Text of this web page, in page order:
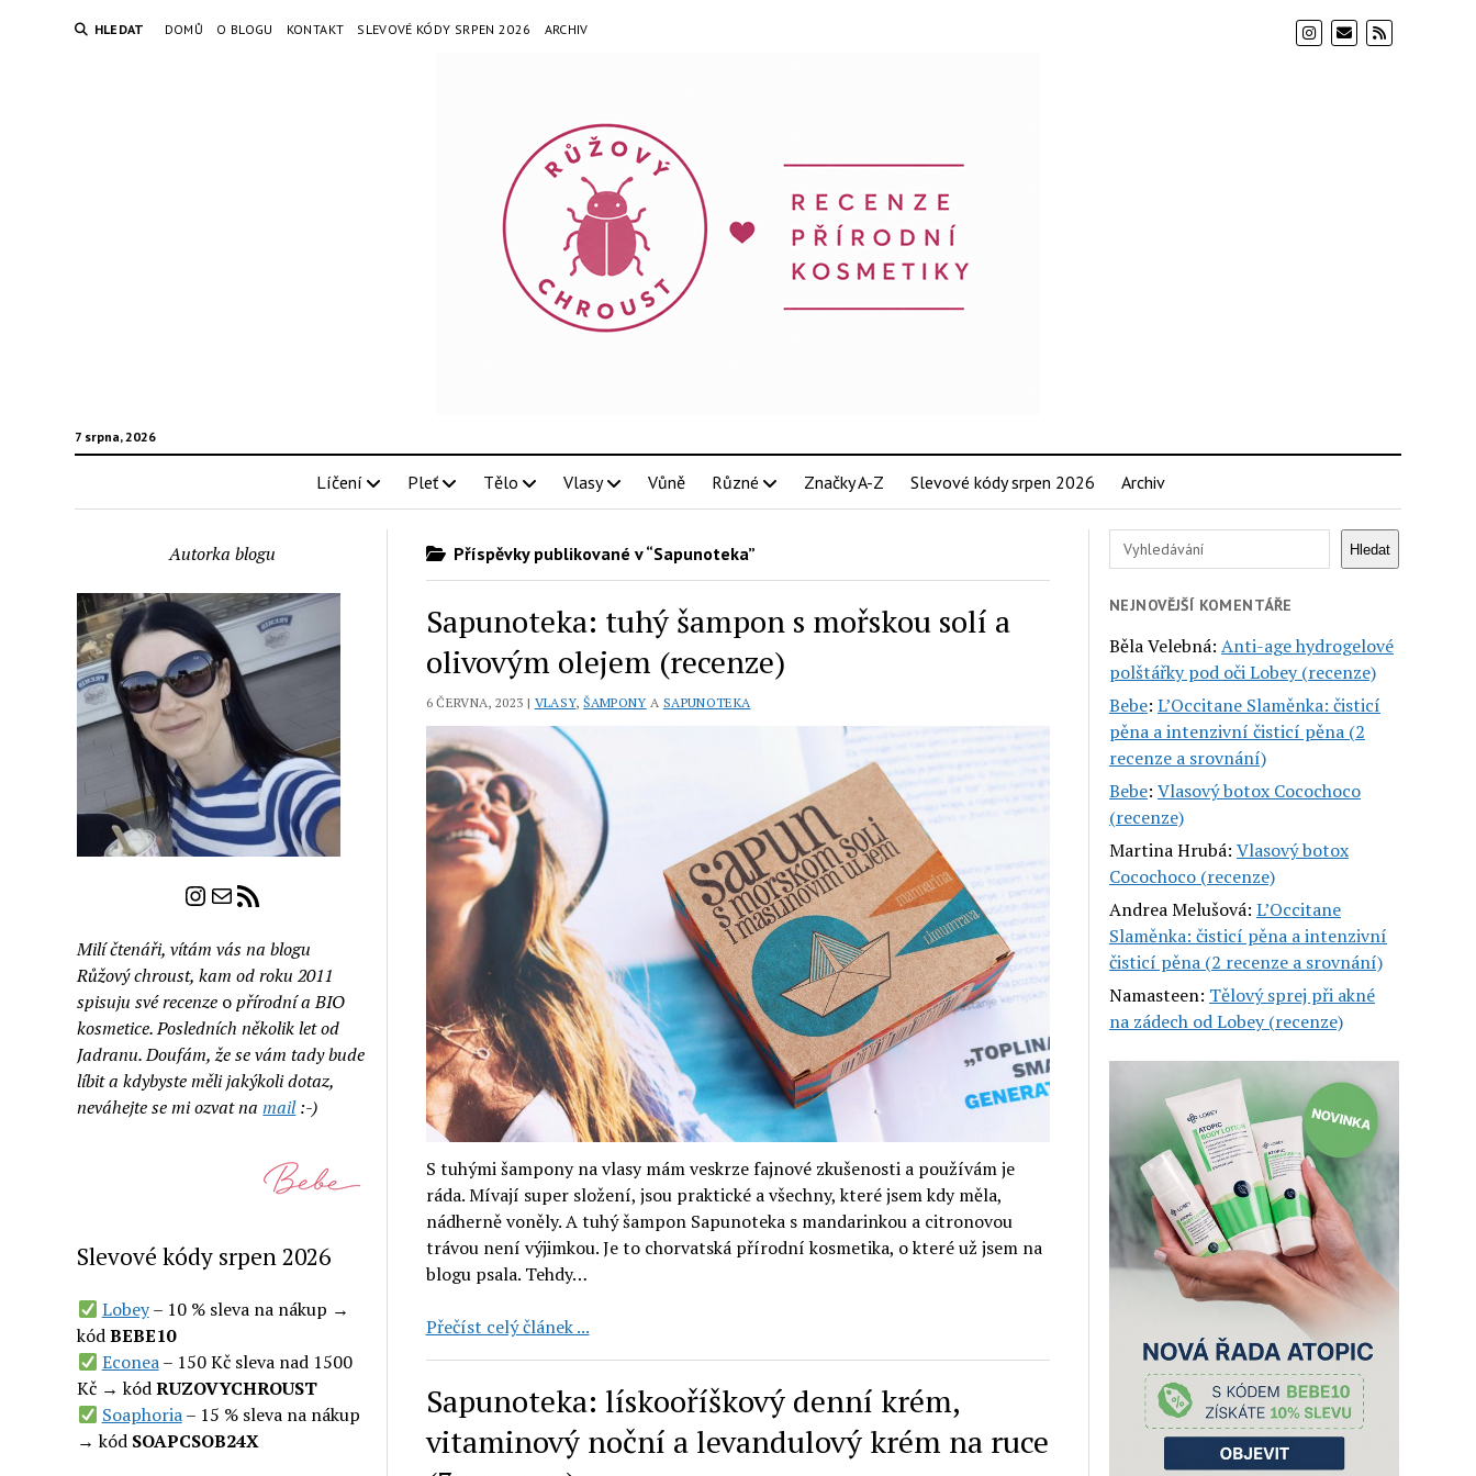
HLEDAT DOMŮ O BLOGU KONTAKT SLEVOVÉ KÓDY SRPEN 2026 ARCHIV
7 srpna, 2026
Líčení Pleť Tělo Vlasy Vůně Různé Značky A-Z Slevové kódy srpen 2026 Archiv
Autorka blogu
Instagram
E-mail
RSS zdroj
Milí čtenáři, vítám vás na blogu
Růžový chroust, kam od roku 2011
spisuju své recenze opřírodní a BIO
kosmetice. Posledních několik let od
Jadranu. Doufám, že se vám tady bude
líbit a kdybyste měli jakýkoli dotaz,
neváhejte se mi ozvat namail:-)
Slevové kódy srpen 2026
Lobey– 10 % sleva na nákup →
kódBEBE10
Econea– 150 Kč sleva nad 1500
Kč → kódRUZOVYCHROUST
Soaphoria– 15 % sleva na nákup
→ kód SOAPCSOB24X
Příspěvky publikované v “Sapunoteka”
Sapunoteka: tuhý šampon s mořskou solí a
olivovým olejem (recenze)
6 ČERVNA, 2023 | VLASY,ŠAMPONY A SAPUNOTEKA
S tuhými šampony na vlasy mám veskrze fajnové zkušenosti a používám je
ráda. Mívají super složení, jsou praktické a všechny, které jsem kdy měla,
nádherně voněly. A tuhý šampon Sapunoteka s mandarinkou a citronovou
trávou není výjimkou. Je to chorvatská přírodní kosmetika, o které už jsem na
blogu psala. Tehdy…
Přečíst celý článek ...Sapunoteka:
s
mořskou
solí
Sapunoteka: lískooříškový denní krém,
vitaminový noční a levandulový krém na ruce
Hledat Hledat
NEJNOVĚJŠÍ KOMENTÁŘE
Běla Velebná:Anti-age hydrogelové
polštářky pod oči Lobey (recenze)
Bebe:L’Occitane Slaměnka: čisticí
pěna a intenzivní čisticí pěna (2
recenze a srovnání)
Bebe:Vlasový botox Cocochoco
(recenze)
Martina Hrubá:Vlasový botox
Cocochoco (recenze)
Andrea Melušová:L’Occitane
Slaměnka: čisticí pěna a intenzivní
čisticí pěna (2 recenze a srovnání)
Namasteen: Tělový sprej při akné
na zádech od Lobey (recenze)